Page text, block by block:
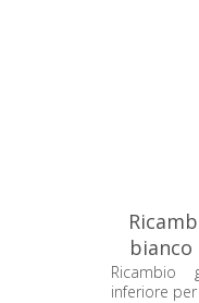
Ricambio
inferiore